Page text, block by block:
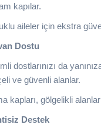
kapılar.
aileler için ekstra
Dostu
dostlarınızı da
ve güvenli alanlar.
kapları, gölgelikli
Destek